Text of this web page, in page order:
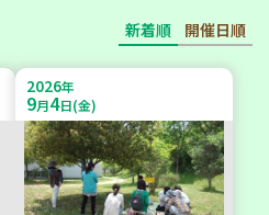
新着順 開催日順
2026年
9月4日(金)